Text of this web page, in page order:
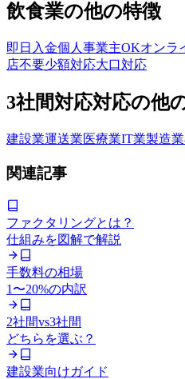
飲食業の他の特徴
即日入金個人事業主OKオンラ
店不要少額対応大口対応
3社間対応対応の他
建設業運送業医療業IT業製造業
関連記事
ファクタリングとは？
仕組みを図解で解説
手数料の相場
1〜20%の内訳
2社間vs3社間
どちらを選ぶ？
建設業向けガイド